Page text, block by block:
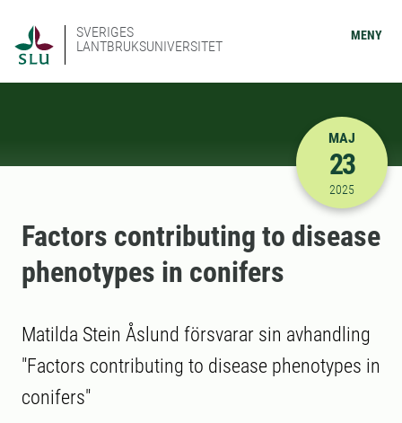
SVERIGES
LANTBRUKSUNIVERSITET
MENY
2025-05-
MAJ
23
2025
Factors contributing to disease
phenotypes in conifers
Matilda Stein Åslund försvarar sin avhandling
"Factors contributing to disease phenotypes in
conifers"